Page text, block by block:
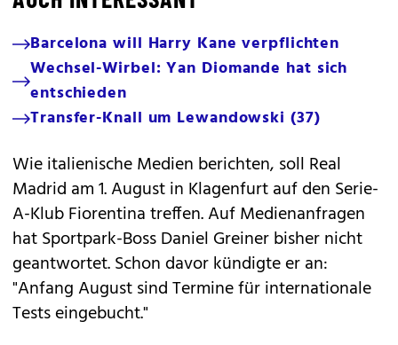
Barcelona will Harry Kane verpflichten
Wechsel-Wirbel: Yan Diomande hat sich
entschieden
Transfer-Knall um Lewandowski (37)
Wie italienische Medien berichten, soll Real
Madrid am 1. August in Klagenfurt auf den Serie-
A-Klub Fiorentina treffen. Auf Medienanfragen
hat Sportpark-Boss Daniel Greiner bisher nicht
geantwortet. Schon davor kündigte er an:
"Anfang August sind Termine für internationale
Tests eingebucht."